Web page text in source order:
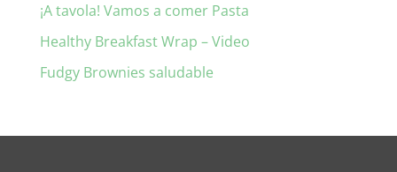
¡A tavola! Vamos a comer Pasta
Healthy Breakfast Wrap – Video
Fudgy Brownies saludable